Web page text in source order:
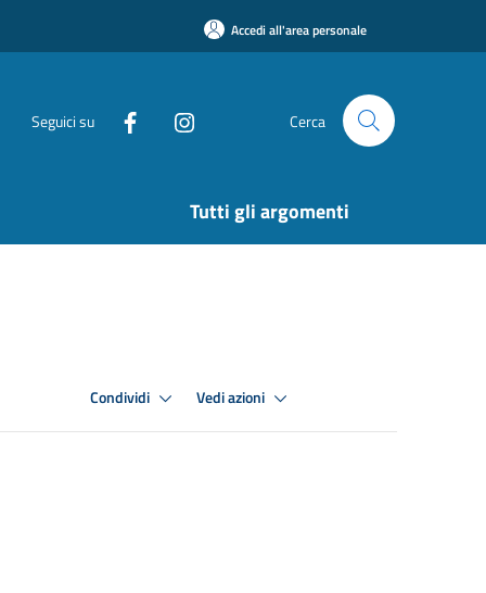
Accedi all'area personale
Seguici su Cerca
Tutti gli argomenti
Condividi Vedi azioni